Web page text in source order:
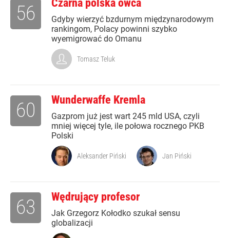
Czarna polska owca
Gdyby wierzyć bzdurnym międzynarodowym
rankingom, Polacy powinni szybko
wyemigrować do Omanu
56
Tomasz Teluk
Wunderwaffe Kremla
Gazprom już jest wart 245 mld USA, czyli
mniej więcej tyle, ile połowa rocznego PKB
Polski
60
Aleksander Piński Jan Piński
Wędrujący profesor
Jak Grzegorz Kołodko szukał sensu
globalizacji
63